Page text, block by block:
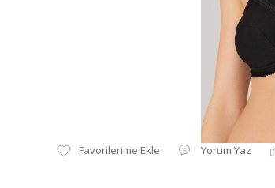
Yorum Yaz